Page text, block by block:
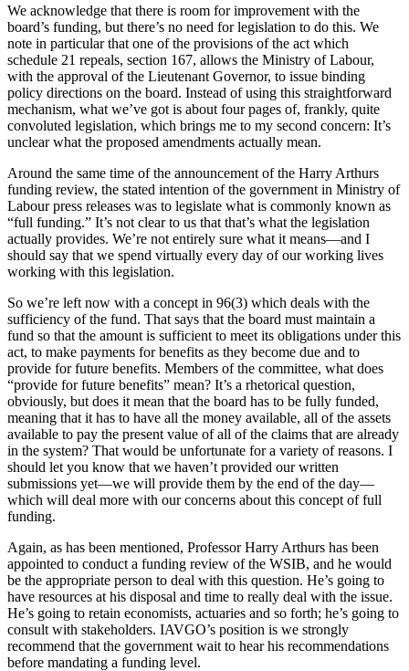
We acknowledge that there is room for improvement with the
board’s funding, but there’s no need for legislation to do this. We
note in particular that one of the provisions of the act which
schedule 21 repeals, section 167, allows the Ministry of Labour,
with the approval of the Lieutenant Governor, to issue binding
policy directions on the board. Instead of using this straightforward
mechanism, what we’ve got is about four pages of, frankly, quite
convoluted legislation, which brings me to my second concern: It’s
unclear what the proposed amendments actually mean.
Around the same time of the announcement of the Harry Arthurs
funding review, the stated intention of the government in Ministry of
Labour press releases was to legislate what is commonly known as
“full funding.” It’s not clear to us that that’s what the legislation
actually provides. We’re not entirely sure what it means—and I
should say that we spend virtually every day of our working lives
working with this legislation.
So we’re left now with a concept in 96(3) which deals with the
sufficiency of the fund. That says that the board must maintain a
fund so that the amount is sufficient to meet its obligations under this
act, to make payments for benefits as they become due and to
provide for future benefits. Members of the committee, what does
“provide for future benefits” mean? It’s a rhetorical question,
obviously, but does it mean that the board has to be fully funded,
meaning that it has to have all the money available, all of the assets
available to pay the present value of all of the claims that are already
in the system? That would be unfortunate for a variety of reasons. I
should let you know that we haven’t provided our written
submissions yet—we will provide them by the end of the day—
which will deal more with our concerns about this concept of full
funding.
Again, as has been mentioned, Professor Harry Arthurs has been
appointed to conduct a funding review of the WSIB, and he would
be the appropriate person to deal with this question. He’s going to
have resources at his disposal and time to really deal with the issue.
He’s going to retain economists, actuaries and so forth; he’s going to
consult with stakeholders. IAVGO’s position is we strongly
recommend that the government wait to hear his recommendations
before mandating a funding level.